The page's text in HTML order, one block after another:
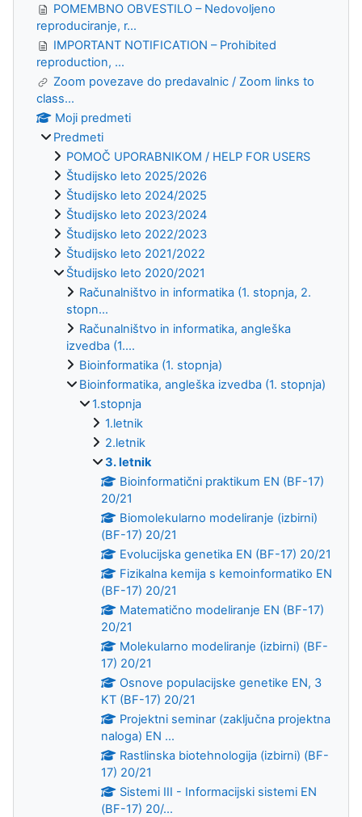
POMEMBNO OBVESTILO – Nedovoljeno
reproduciranje, r...
IMPORTANT NOTIFICATION – Prohibited
reproduction, ...
Zoom povezave do predavalnic / Zoom links to
class...
Moji predmeti
Predmeti
POMOČ UPORABNIKOM / HELP FOR USERS
Študijsko leto 2025/2026
Študijsko leto 2024/2025
Študijsko leto 2023/2024
Študijsko leto 2022/2023
Študijsko leto 2021/2022
Študijsko leto 2020/2021
Računalništvo in informatika (1. stopnja, 2.
stopn...
Računalništvo in informatika, angleška
izvedba (1....
Bioinformatika (1. stopnja)
Bioinformatika, angleška izvedba (1. stopnja)
1.stopnja
1.letnik
2.letnik
3. letnik
Bioinformatični praktikum EN (BF-17)
20/21
Biomolekularno modeliranje (izbirni)
(BF-17) 20/21
Evolucijska genetika EN (BF-17) 20/21
Fizikalna kemija s kemoinformatiko EN
(BF-17) 20/21
Matematično modeliranje EN (BF-17)
20/21
Molekularno modeliranje (izbirni) (BF-
17) 20/21
Osnove populacijske genetike EN, 3
KT (BF-17) 20/21
Projektni seminar (zaključna projektna
naloga) EN ...
Rastlinska biotehnologija (izbirni) (BF-
17) 20/21
Sistemi III - Informacijski sistemi EN
(BF-17) 20/...